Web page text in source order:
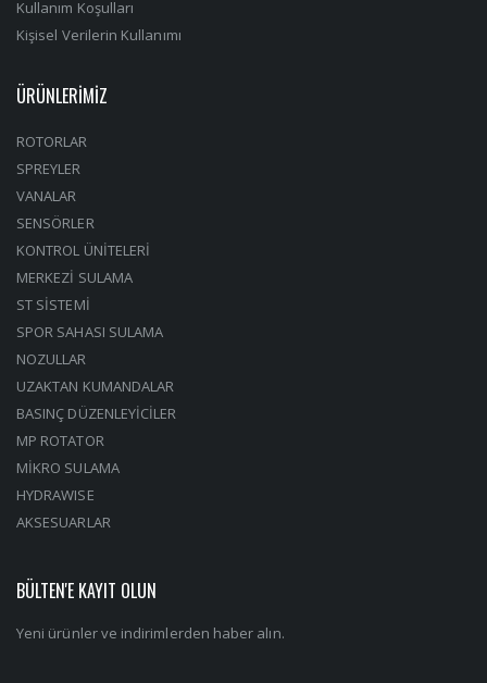
Kullanım Koşulları
Kişisel Verilerin Kullanımı
ÜRÜNLERİMİZ
ROTORLAR
SPREYLER
VANALAR
SENSÖRLER
KONTROL ÜNİTELERİ
MERKEZİ SULAMA
ST SİSTEMİ
SPOR SAHASI SULAMA
NOZULLAR
UZAKTAN KUMANDALAR
BASINÇ DÜZENLEYİCİLER
MP ROTATOR
MİKRO SULAMA
HYDRAWISE
AKSESUARLAR
BÜLTEN'E KAYIT OLUN
Yeni ürünler ve indirimlerden haber alın.